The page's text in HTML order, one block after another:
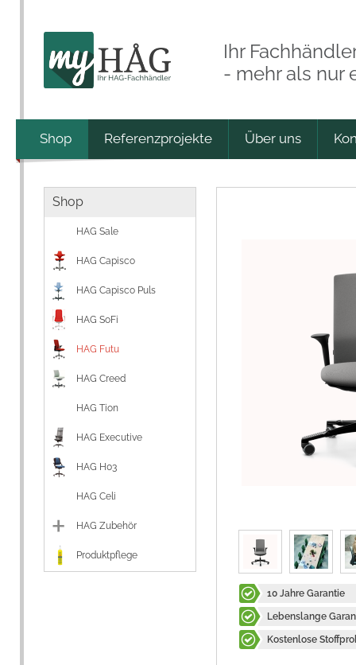
Ihr
- mehr als nur
Shop Referenzprojekte Über uns
10 Jahre Garantie
Lebenslange
Kostenlose
Shop
HAG Sale
HAG Capisco
HAG Capisco Puls
HAG SoFi
HAG Futu
HAG Creed
HAG Tion
HAG Executive
HAG H03
HAG Celi
HAG Zubehör
Produktpflege